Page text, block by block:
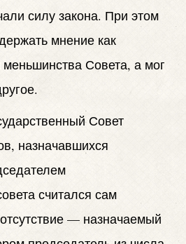
силу закона. При этом
мнение как
Совета, а мог
Совет
назначавшихся
считался сам
— назначаемый